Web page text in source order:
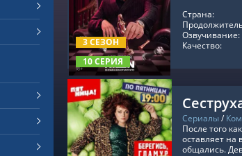
3 СЕЗОН
10 СЕРИЯ
СМОТРЕТЬ ОНЛАЙН
Страна:
Озвучивание:
Качество:
Сериалы/
После того
оставляет на
общались.